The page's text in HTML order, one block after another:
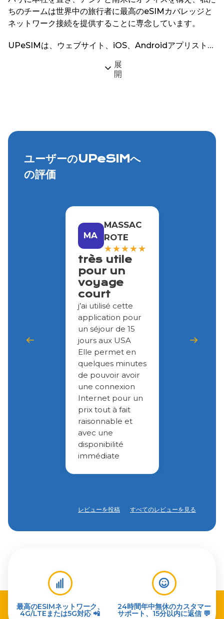
ちのチームは世界中の旅行者に最高のeSIMカバレッジと
ネットワーク接続を提供することに専念しています。
UPeSIMは、ウェブサイト、iOS、Androidアプリストア
展
開
ユーザーのUPeSIMへ
の評価
MA
MASSAC
ROTE
★★★★★
très utile
pour un
voyage
court
j’ai utilisé cette
application pour
un séjour de 15
jours aux USA
Elle permet en
quelques minutes
de pouvoir avoir
une connexion
Internet pour un
prix tout à fait
raisonnable et
avec une
disponibilité
immédiate
レビューを投稿 すべてのレビューを見る
最高のESIMネットワーク、
4G/LTEまたは5G対応 📲
24時間年中無休のカスタマー
サポート、15分以内に返信 💬